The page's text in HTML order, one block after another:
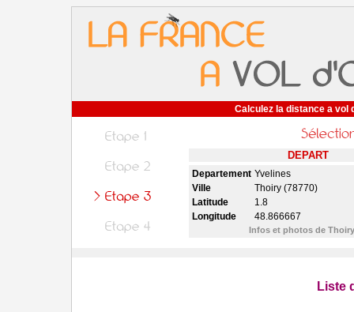
Calculez la distance a vol
DEPART
Departement Yvelines
Ville
Thoiry (78770)
Latitude
1.8
Longitude
48.866667
Infos et photos de
Liste